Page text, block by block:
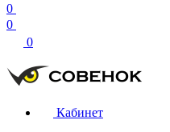
0
0
0
Кабинет